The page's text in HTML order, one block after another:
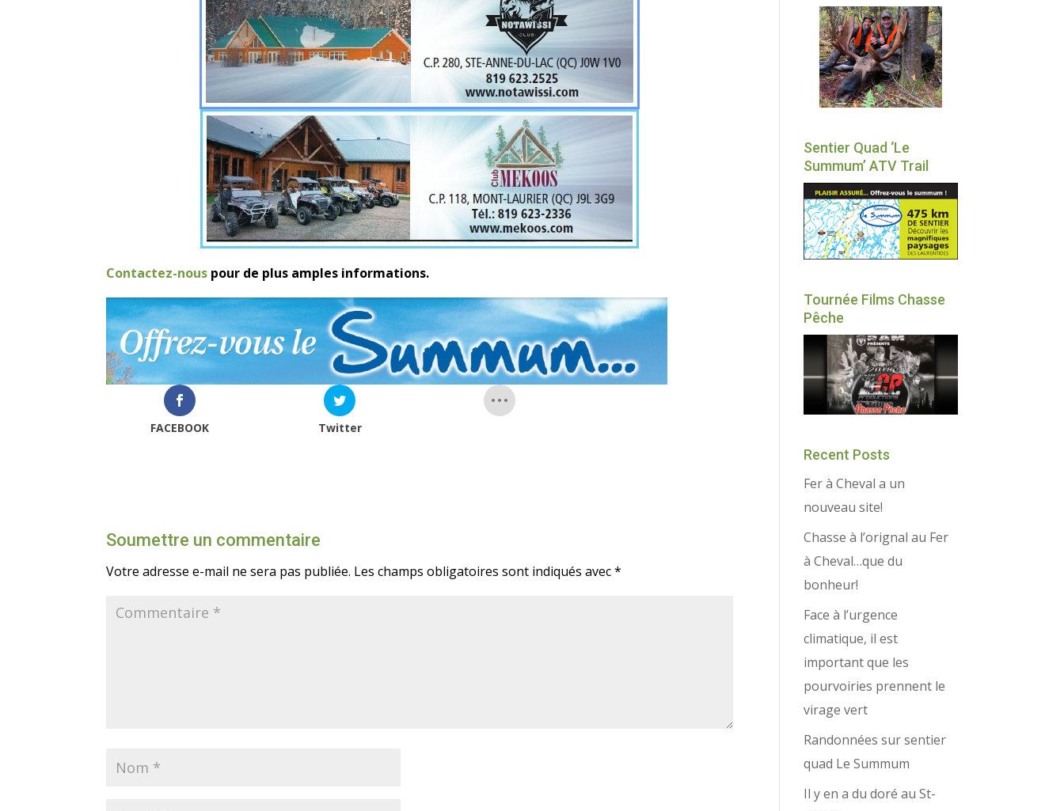
Contactez-nous pour de plus amples informations.
FACEBOOK Twitter
Soumettre un commentaire
Votre adresse e-mail ne sera pas publiée. Les champs obligatoires sont indiqués avec*
Sentier Quad ‘Le
Summum’ ATV Trail
Tournée Films Chasse
Pêche
Recent Posts
Fer à Cheval a un
nouveau site!
Chasse à l’orignal au Fer
à Cheval…que du
bonheur!
Face à l’urgence
climatique, il est
important que les
pourvoiries prennent le
virage vert
Randonnées sur sentier
quad Le Summum
Il y en a du doré au St-